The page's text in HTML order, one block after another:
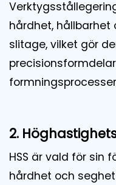
hårdhet,
slitage, vilket gör
2.
HSS är vald för sin
hårdhet och